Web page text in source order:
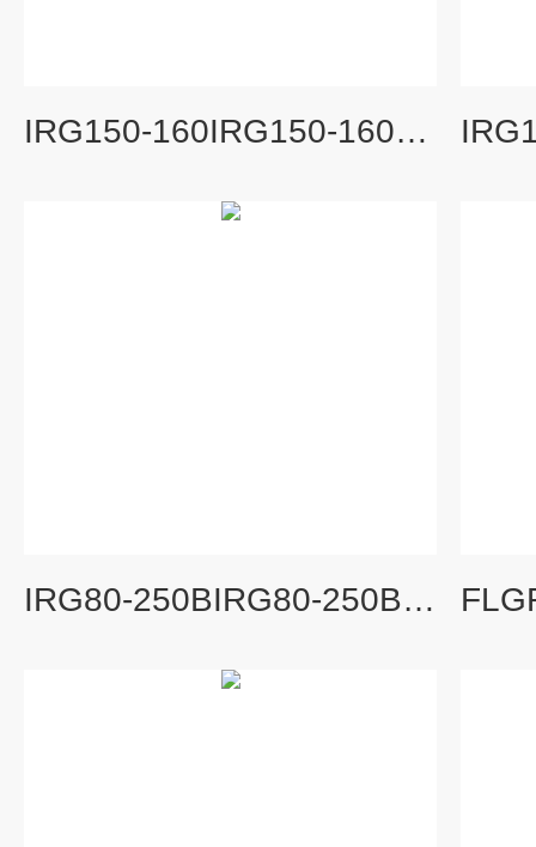
IRG150-160IRG150-160热水管道离心泵
IRG80-250BIRG80-250B热水管道离心泵